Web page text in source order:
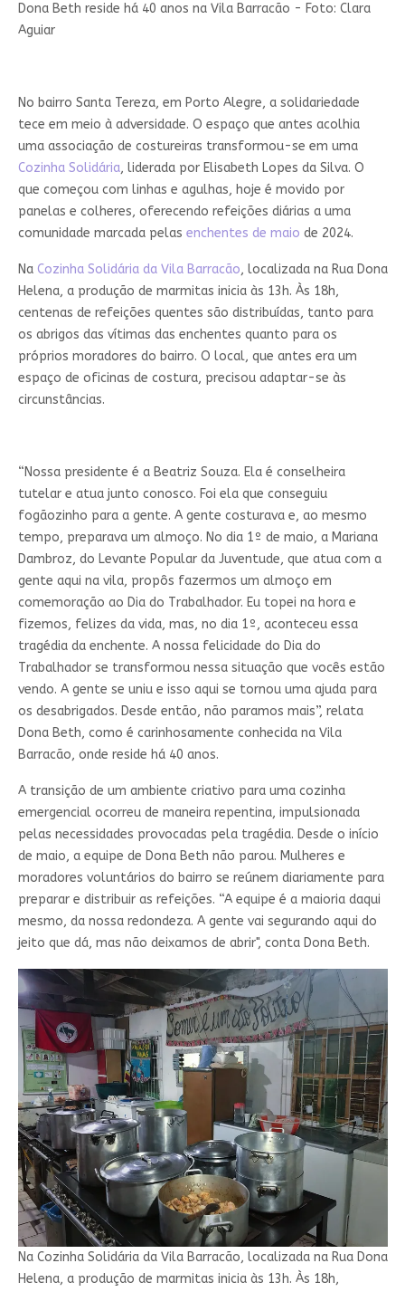
Dona Beth reside há 40 anos na Vila Barracão - Foto: Clara
Aguiar
No bairro Santa Tereza, em Porto Alegre, a solidariedade
tece em meio à adversidade. O espaço que antes acolhia
uma associação de costureiras transformou-se em uma
Cozinha Solidária, liderada por Elisabeth Lopes da Silva. O
que começou com linhas e agulhas, hoje é movido por
panelas e colheres, oferecendo refeições diárias a uma
comunidade marcada pelas enchentes de maio de 2024.
Na Cozinha Solidária da Vila Barracão, localizada na Rua Dona
Helena, a produção de marmitas inicia às 13h. Às 18h,
centenas de refeições quentes são distribuídas, tanto para
os abrigos das vítimas das enchentes quanto para os
próprios moradores do bairro. O local, que antes era um
espaço de oficinas de costura, precisou adaptar-se às
circunstâncias.
“Nossa presidente é a Beatriz Souza. Ela é conselheira
tutelar e atua junto conosco. Foi ela que conseguiu
fogãozinho para a gente. A gente costurava e, ao mesmo
tempo, preparava um almoço. No dia 1º de maio, a Mariana
Dambroz, do Levante Popular da Juventude, que atua com a
gente aqui na vila, propôs fazermos um almoço em
comemoração ao Dia do Trabalhador. Eu topei na hora e
fizemos, felizes da vida, mas, no dia 1º, aconteceu essa
tragédia da enchente. A nossa felicidade do Dia do
Trabalhador se transformou nessa situação que vocês estão
vendo. A gente se uniu e isso aqui se tornou uma ajuda para
os desabrigados. Desde então, não paramos mais”, relata
Dona Beth, como é carinhosamente conhecida na Vila
Barracão, onde reside há 40 anos.
A transição de um ambiente criativo para uma cozinha
emergencial ocorreu de maneira repentina, impulsionada
pelas necessidades provocadas pela tragédia. Desde o início
de maio, a equipe de Dona Beth não parou. Mulheres e
moradores voluntários do bairro se reúnem diariamente para
preparar e distribuir as refeições. “A equipe é a maioria daqui
mesmo, da nossa redondeza. A gente vai segurando aqui do
jeito que dá, mas não deixamos de abrir", conta Dona Beth.
Na Cozinha Solidária da Vila Barracão, localizada na Rua Dona
Helena, a produção de marmitas inicia às 13h. Às 18h,